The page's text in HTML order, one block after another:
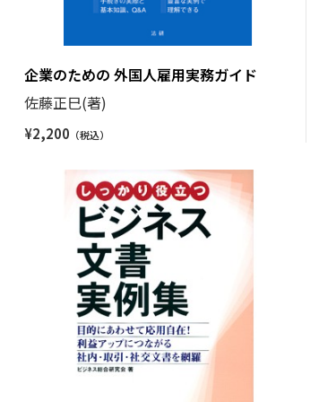
企業のための 外国人雇用実務ガイド
佐藤正巳(著)
¥2,200